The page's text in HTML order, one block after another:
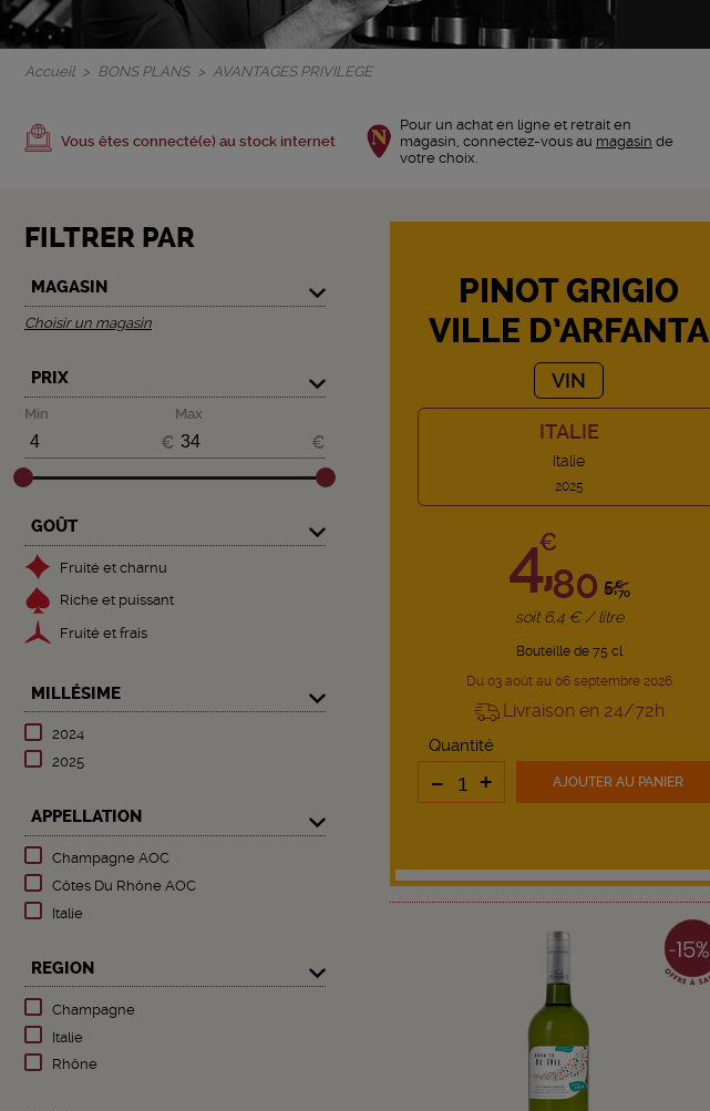
Accueil BONS PLANS AVANTAGES PRIVILEGE
Vous êtes connecté(e) au stock internet
Pour un achat en ligne et retrait en
magasin, connectez-vous au magasin de
votre choix.
FILTRER PAR
MAGASIN
Choisir un magasin
PRIX
Min
€
Max
€
GOÛT
Fruité et charnu
Riche et puissant
Fruité et frais
MILLÉSIME
2024
2025
APPELLATION
Champagne AOC
Côtes Du Rhône AOC
Italie
REGION
Champagne
Italie
Rhône
PINOT GRIGIO
VILLE D’ARFANTA
VIN
ITALIE
Italie
2025
5,€
70
4,
€
80
soit 6,4 € / litre
Bouteille de 75 cl
Du 03 août au 06 septembre 2026
Livraison en 24/72h
Quantité
- + AJOUTERAU PANIER